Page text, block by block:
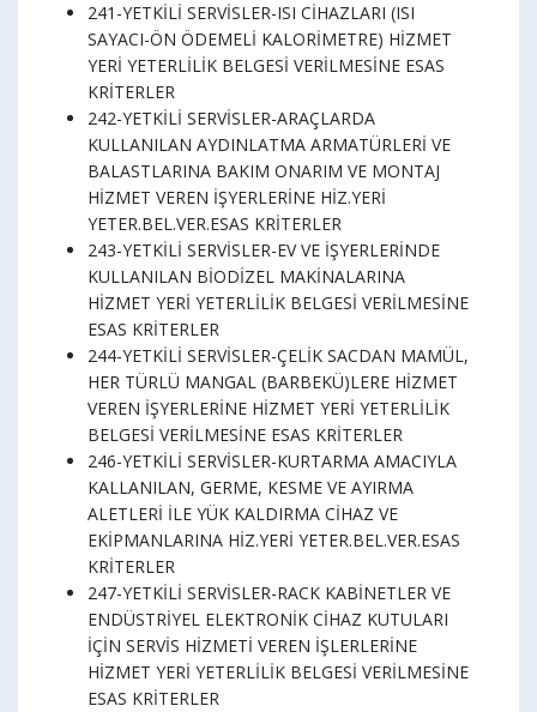
241-YETKİLİ SERVİSLER-ISI CİHAZLARI (ISI
SAYACI-ÖN ÖDEMELİ KALORİMETRE) HİZMET
YERİ YETERLİLİK BELGESİ VERİLMESİNE ESAS
KRİTERLER
242-YETKİLİ SERVİSLER-ARAÇLARDA
KULLANILAN AYDINLATMA ARMATÜRLERİ VE
BALASTLARINA BAKIM ONARIM VE MONTAJ
HİZMET VEREN İŞYERLERİNE HİZ.YERİ
YETER.BEL.VER.ESAS KRİTERLER
243-YETKİLİ SERVİSLER-EV VE İŞYERLERİNDE
KULLANILAN BİODİZEL MAKİNALARINA
HİZMET YERİ YETERLİLİK BELGESİ VERİLMESİNE
ESAS KRİTERLER
244-YETKİLİ SERVİSLER-ÇELİK SACDAN MAMÜL,
HER TÜRLÜ MANGAL (BARBEKÜ)LERE HİZMET
VEREN İŞYERLERİNE HİZMET YERİ YETERLİLİK
BELGESİ VERİLMESİNE ESAS KRİTERLER
246-YETKİLİ SERVİSLER-KURTARMA AMACIYLA
KALLANILAN, GERME, KESME VE AYIRMA
ALETLERİ İLE YÜK KALDIRMA CİHAZ VE
EKİPMANLARINA HİZ.YERİ YETER.BEL.VER.ESAS
KRİTERLER
247-YETKİLİ SERVİSLER-RACK KABİNETLER VE
ENDÜSTRİYEL ELEKTRONİK CİHAZ KUTULARI
İÇİN SERVİS HİZMETİ VEREN İŞLERLERİNE
HİZMET YERİ YETERLİLİK BELGESİ VERİLMESİNE
ESAS KRİTERLER